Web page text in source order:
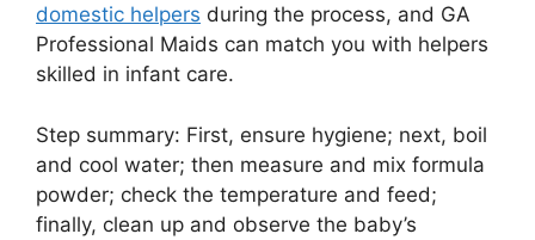
domestic helpers during the process, and GA
Professional Maids can match you with helpers
skilled in infant care.
Step summary: First, ensure hygiene; next, boil
and cool water; then measure and mix formula
powder; check the temperature and feed;
finally, clean up and observe the baby’s